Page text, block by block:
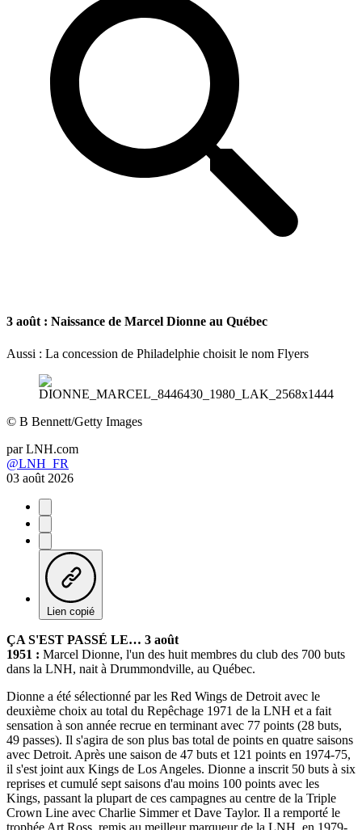
3 août : Naissance de Marcel Dionne au Québec
Aussi : La concession de Philadelphie choisit le nom Flyers
© B Bennett/Getty Images
par LNH.com
@LNH_FR
03 août 2026
Lien copié
ÇA S'EST PASSÉ LE… 3 août
1951 : Marcel Dionne, l'un des huit membres du club des 700 buts
dans la LNH, nait à Drummondville, au Québec.
Dionne a été sélectionné par les Red Wings de Detroit avec le
deuxième choix au total du Repêchage 1971 de la LNH et a fait
sensation à son année recrue en terminant avec 77 points (28 buts,
49 passes). Il s'agira de son plus bas total de points en quatre saisons
avec Detroit. Après une saison de 47 buts et 121 points en 1974-75,
il s'est joint aux Kings de Los Angeles. Dionne a inscrit 50 buts à six
reprises et cumulé sept saisons d'au moins 100 points avec les
Kings, passant la plupart de ces campagnes au centre de la Triple
Crown Line avec Charlie Simmer et Dave Taylor. Il a remporté le
trophée Art Ross, remis au meilleur marqueur de la LNH, en 1979-